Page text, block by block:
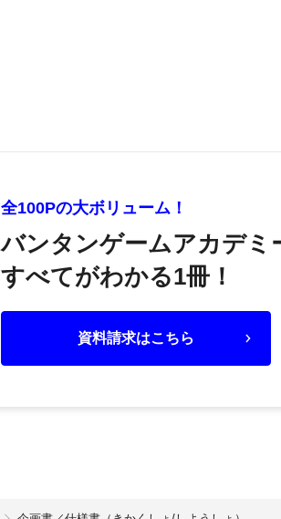
全100Pの大ボリューム！
バンタンゲームアカデミ
すべてがわかる1冊！
資料請求はこちら